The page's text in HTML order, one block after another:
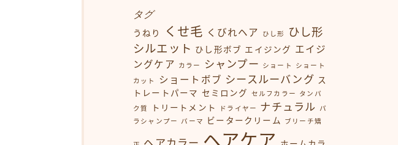
タグ
うねり くせ毛 くびれヘア ひし形
ひし形
シルエット ひし形ボブ エイジング エイジ
ングケア
カラー シャンプー ショート ショート
カット ショートボブ シースルーバング ス
トレートパーマ セミロング セルフカラー
タンパ
ク質
トリートメント ドライヤー ナチュラル
パ
ラシャンプー
パーマ ビータークリーム ブリーチ矯
ヘアケア